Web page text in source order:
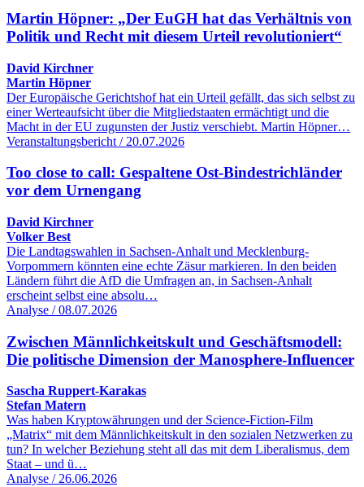
Martin Höpner: „Der EuGH hat das Verhältnis von
Politik und Recht mit diesem Urteil revolutioniert“
David Kirchner
Martin Höpner
Der Europäische Gerichtshof hat ein Urteil gefällt, das sich selbst zu
einer Werteaufsicht über die Mitgliedstaaten ermächtigt und die
Macht in der EU zugunsten der Justiz verschiebt. Martin Höpner…
Veranstaltungsbericht / 20.07.2026
Too close to call: Gespaltene Ost-Bindestrichländer
vor dem Urnengang
David Kirchner
Volker Best
Die Landtagswahlen in Sachsen-Anhalt und Mecklenburg-
Vorpommern könnten eine echte Zäsur markieren. In den beiden
Ländern führt die AfD die Umfragen an, in Sachsen-Anhalt
erscheint selbst eine absolu…
Analyse / 08.07.2026
Zwischen Männlichkeitskult und Geschäftsmodell:
Die politische Dimension der Manosphere-Influencer
Sascha Ruppert-Karakas
Stefan Matern
Was haben Kryptowährungen und der Science-Fiction-Film
„Matrix“ mit dem Männlichkeitskult in den sozialen Netzwerken zu
tun? In welcher Beziehung steht all das mit dem Liberalismus, dem
Staat – und ü…
Analyse / 26.06.2026